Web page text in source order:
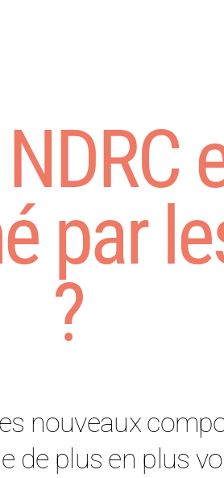
par
?
nouveaux
de plus en plus